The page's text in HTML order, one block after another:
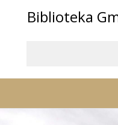
Biblioteka